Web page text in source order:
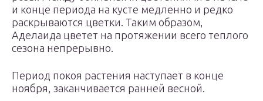
и конце периода на кусте медленно и редко
раскрываются цветки. Таким образом,
Аделаида цветет на протяжении всего теплого
сезона непрерывно.
Период покоя растения наступает в конце
ноября, заканчивается ранней весной.